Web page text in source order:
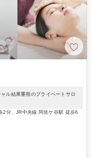
ル結果重視のプライベートサロ
2分、JR中央線 阿佐ケ谷駅 徒歩6